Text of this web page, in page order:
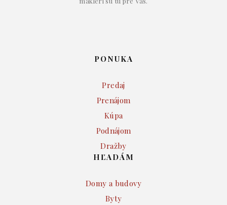
PONUKA
Predaj
Prenájom
Kúpa
Podnájom
Dražby
HĽADÁM
Domy a budovy
Byty